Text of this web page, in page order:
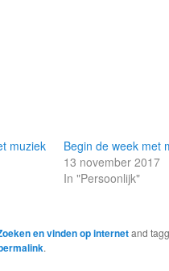
muziek
Begin de week met
13 november 2017
In "Persoonlijk"
en vinden op internetand
.